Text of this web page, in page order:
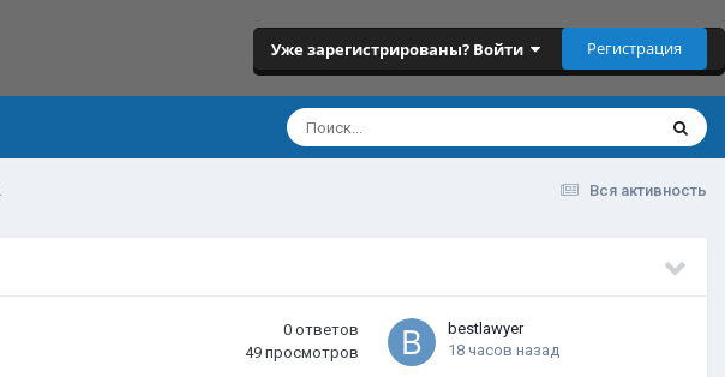
Уже зарегистрированы? Войти Регистрация
Вся активность
0 ответов
49 просмотров
bestlawyer
18 часов назад